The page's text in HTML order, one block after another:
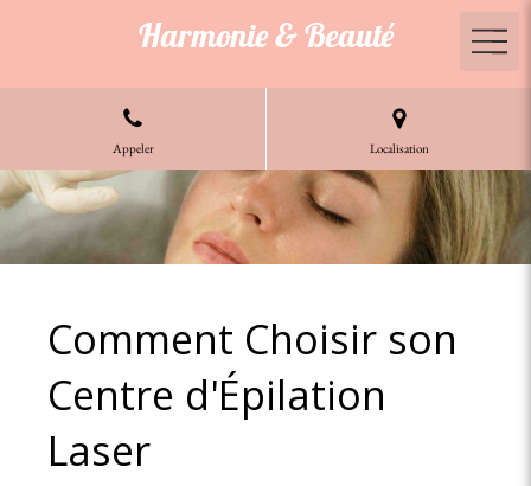
Harmonie & Beauté
Appeler Localisation
Comment Choisir son
Centre d'Épilation
Laser